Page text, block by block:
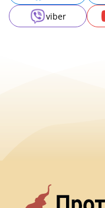
viber